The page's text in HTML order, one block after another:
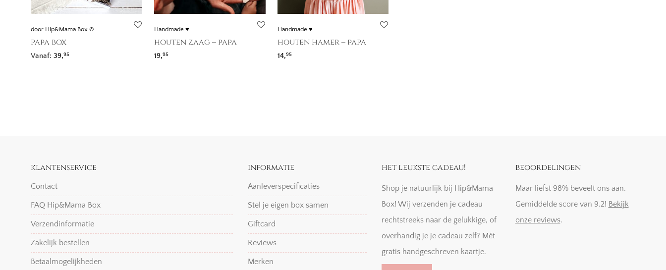
door Hip&Mama Box ©
papa box
Vanaf: 39,95
Handmade ♥
houten zaag – papa
19,95
Handmade ♥
houten hamer – papa
14,95
klantenservice
Contact
FAQ Hip&Mama Box
Verzendinformatie
Zakelijk bestellen
Betaalmogelijkheden
informatie
Aanleverspecificaties
Stel je eigen box samen
Giftcard
Reviews
Merken
het leukste cadeau!
Shop je natuurlijk bij Hip&Mama
Box! Wij verzenden je cadeau
rechtstreeks naar de gelukkige, of
overhandig je je cadeau zelf? Mét
gratis handgeschreven kaartje.
beoordelingen
Maar liefst 98% beveelt ons aan.
Gemiddelde score van 9.2! Bekijk
onze reviews.